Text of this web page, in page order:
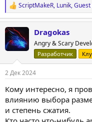
Р
е
а
к
ц
и
:
ScriptMakeR, Lunik,Guest
Dragokas
Angry & Scary
Разработчик
2 Дек 2024
Кому интересно, я
влиянию выбора
и степень сжатия.